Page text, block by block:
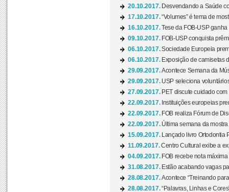
20.10.2017. Desvendando a Saúde
17.10.2017.“Volumes” é tema de
16.10.2017.Tese da FOB-USP
09.10.2017. FOB-USP conquista
06.10.2017.Sociedade Europeia
06.10.2017. Exposição de camisetas
29.09.2017.Acontece Semana da
29.09.2017. USP seleciona
27.09.2017. PET discute cuidado
22.09.2017. Instituições europeias
22.09.2017. FOB realiza Fórum de
22.09.2017. Última semana da mostra
15.09.2017.
Lançado livro Ortodontia
11.09.2017.Centro Cultural exibe a
04.09.2017. FOB recebe nota
31.08.2017. Estão acabando vagas
28.08.2017.Acontece “Treinando
28.08.2017.“Palavras, Linhas e